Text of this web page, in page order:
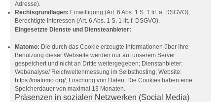
Adresse).
Rechtsgrundlagen: Einwilligung (Art. 6 Abs. 1 S. 1 lit. a. DSGVO),
Berechtigte Interessen (Art. 6 Abs. 1 S. 1 lit. f. DSGVO).
Eingesetzte Dienste und Diensteanbieter:
Matomo: Die durch das Cookie erzeugte Informationen über Ihre
Benutzung dieser Webseite werden nur auf unserem Server
gespeichert und nicht an Dritte weitergegeben; Dienstanbieter:
Webanalyse/ Reichweitenmessung im Selbsthosting; Website:
https://matomo.org/; Löschung von Daten: Die Cookies haben eine
Speicherdauer von maximal 13 Monaten.
Präsenzen in sozialen Netzwerken (Social Media)